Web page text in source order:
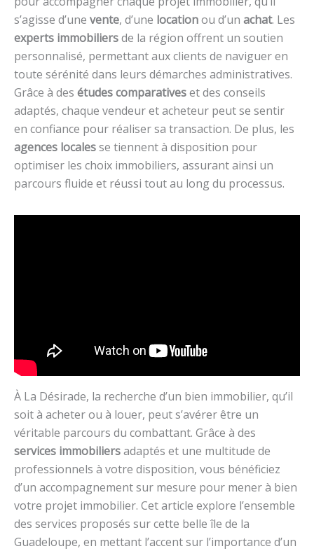
s’agisse d’une vente, d’une locationou d’un achat. Les
experts immobiliersde la région offrent un soutien
personnalisé, permettant aux clients de naviguer en
toute sérénité dans leurs démarches administratives.
Grâce à des études comparativeset des conseils
adaptés, chaque vendeur et acheteur peut se sentir
en confiance pour réaliser sa transaction. De plus, les
agences localesse tiennent à disposition pour
optimiser les choix immobiliers, assurant ainsi un
parcours fluide et réussi tout au long du processus.
À La Désirade, la recherche d’un bien immobilier, qu’il
soit à acheter ou à louer, peut s’avérer être un
véritable parcours du combattant. Grâce à des
services immobiliersadaptés et une multitude de
professionnels à votre disposition, vous bénéficiez
d’un accompagnement sur mesure pour mener à bien
votre projet immobilier. Cet article explore l’ensemble
des services proposés sur cette belle île de la
Guadeloupe, en mettant l’accent sur l’importance d’un